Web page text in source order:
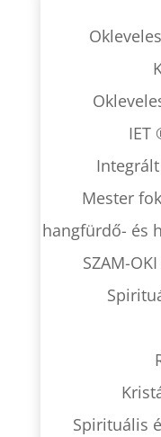
IET
Mester
hangfürdő- és
SZAM-
Spirituális